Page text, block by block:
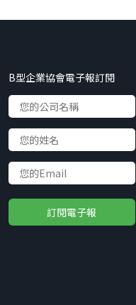
B型企業協會電子報訂閱